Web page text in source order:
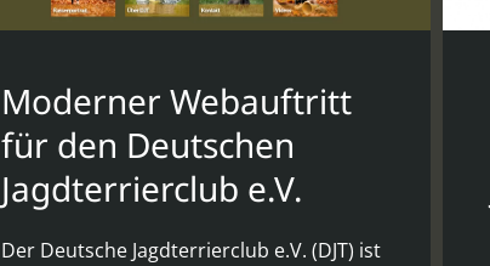
Moderner Webauftritt
für den Deutschen
Jagdterrierclub e.V.
Der Deutsche Jagdterrierclub e.V. (DJT) ist